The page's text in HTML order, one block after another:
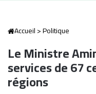
Accueil>Politique
Le Ministre
services de 67
régions